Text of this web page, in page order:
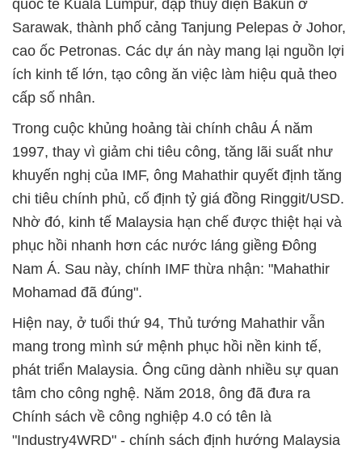
quốc tế Kuala Lumpur, đập thủy điện Bakun ở
Sarawak, thành phố cảng Tanjung Pelepas ở Johor,
cao ốc Petronas. Các dự án này mang lại nguồn lợi
ích kinh tế lớn, tạo công ăn việc làm hiệu quả theo
cấp số nhân.
Trong cuộc khủng hoảng tài chính châu Á năm
1997, thay vì giảm chi tiêu công, tăng lãi suất như
khuyến nghị của IMF, ông Mahathir quyết định tăng
chi tiêu chính phủ, cố định tỷ giá đồng Ringgit/USD.
Nhờ đó, kinh tế Malaysia hạn chế được thiệt hại và
phục hồi nhanh hơn các nước láng giềng Đông
Nam Á. Sau này, chính IMF thừa nhận: "Mahathir
Mohamad đã đúng".
Hiện nay, ở tuổi thứ 94, Thủ tướng Mahathir vẫn
mang trong mình sứ mệnh phục hồi nền kinh tế,
phát triển Malaysia. Ông cũng dành nhiều sự quan
tâm cho công nghệ. Năm 2018, ông đã đưa ra
Chính sách về công nghiệp 4.0 có tên là
"Industry4WRD" - chính sách định hướng Malaysia